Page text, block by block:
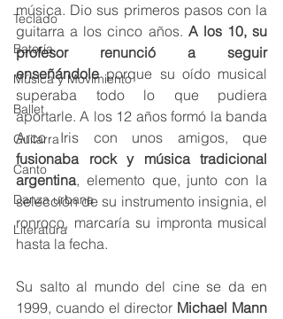
Teclado
Batería
Música y Movimiento
Ballet
Guitarra
Canto
Danza urbana
Literatura
música. Dio sus primeros pasos con la
guitarra a los cinco años. A los 10, su
profesor renunció a seguir
enseñándole porque su oído musical
superaba todo lo que pudiera
aportarle. A los 12 años formó la banda
fusionaba rock y música tradicional
argentina, elemento que, junto con la
selección de su instrumento insignia, el
ronroco, marcaría su impronta musical
hasta la fecha.
Su salto al mundo del cine se da en
1999, cuando el director Michael Mann